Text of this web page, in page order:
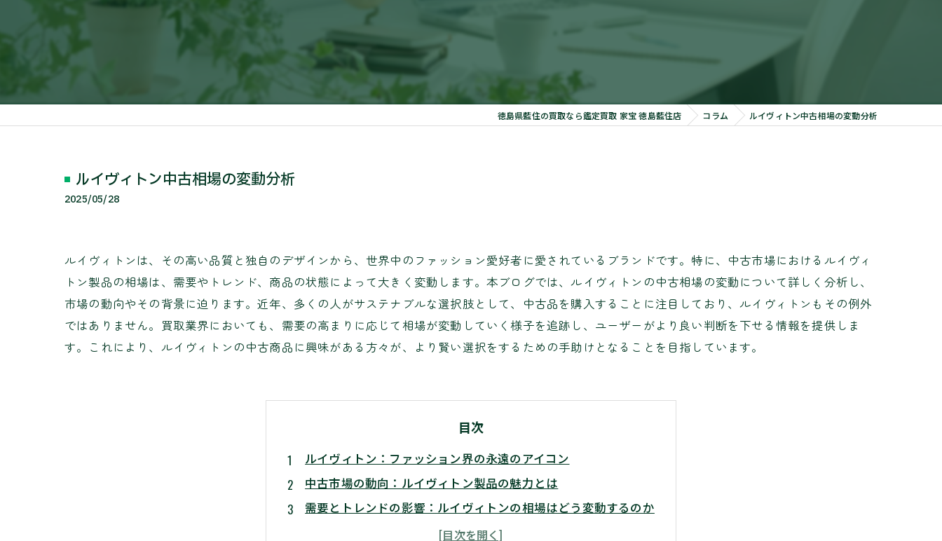
徳島県藍住の買取なら鑑定買取 家宝 徳島藍住店 コラム ルイヴィトン中古相場の変動分析
ルイヴィトン中古相場の変動分析
2025/05/28
ルイヴィトンは、その高い品質と独自のデザインから、世界中のファッション愛好者に愛されているブランドです。特に、中古市場におけるルイヴィ
トン製品の相場は、需要やトレンド、商品の状態によって大きく変動します。本ブログでは、ルイヴィトンの中古相場の変動について詳しく分析し、
市場の動向やその背景に迫ります。近年、多くの人がサステナブルな選択肢として、中古品を購入することに注目しており、ルイヴィトンもその例外
ではありません。買取業界においても、需要の高まりに応じて相場が変動していく様子を追跡し、ユーザーがより良い判断を下せる情報を提供しま
す。これにより、ルイヴィトンの中古商品に興味がある方々が、より賢い選択をするための手助けとなることを目指しています。
目次
ルイヴィトン：ファッション界の永遠のアイコン
中古市場の動向：ルイヴィトン製品の魅力とは
需要とトレンドの影響：ルイヴィトンの相場はどう変動するのか
サステナブルな選択：ルイヴィトン中古品の購入が人気の理由